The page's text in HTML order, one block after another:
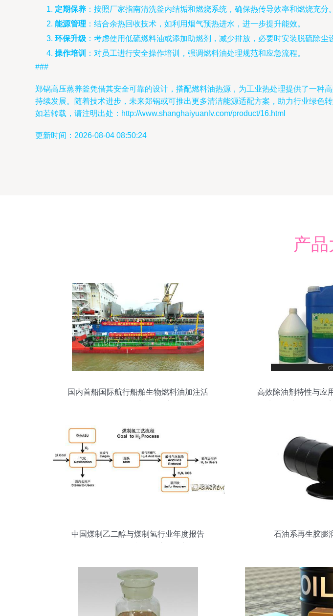
定期保养 ：按照厂家指南清洗釜内结垢和燃烧系统，确保热传导效率和燃烧充分。
能源管理 ：结合余热回收技术，如利用烟气预热进水，进一步提升能效。
环保升级 ：考虑使用低硫燃料油或添加助燃剂，减少排放，必要时安装脱硫除尘
操作培训
：对员工进行安全操作培训，强调燃料油处理规范和应急流程。
###
郑锅高压蒸养釜凭借其安全可靠的设计，搭配燃料油热源，为工业热处理提供了一
持续发展。随着技术进步，未来郑锅或可推出更多清洁能源适配方案，助力行业绿色转
如若转载，请注明出处：http://www.shanghaiyuanlv.com/product/16.html
更新时间：2026-08-04 08:50:24
产
国内首船国际航行船舶生物燃料油加注活
高效除油剂特性与应
中国煤制乙二醇与煤制氢行业年度报告
石油系再生胶膨